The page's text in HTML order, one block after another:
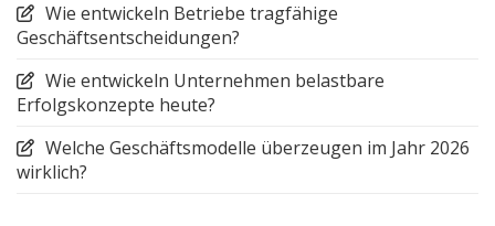
Wie entwickeln Betriebe tragfähige
Geschäftsentscheidungen?
Wie entwickeln Unternehmen belastbare
Erfolgskonzepte heute?
Welche Geschäftsmodelle überzeugen im Jahr 2026
wirklich?